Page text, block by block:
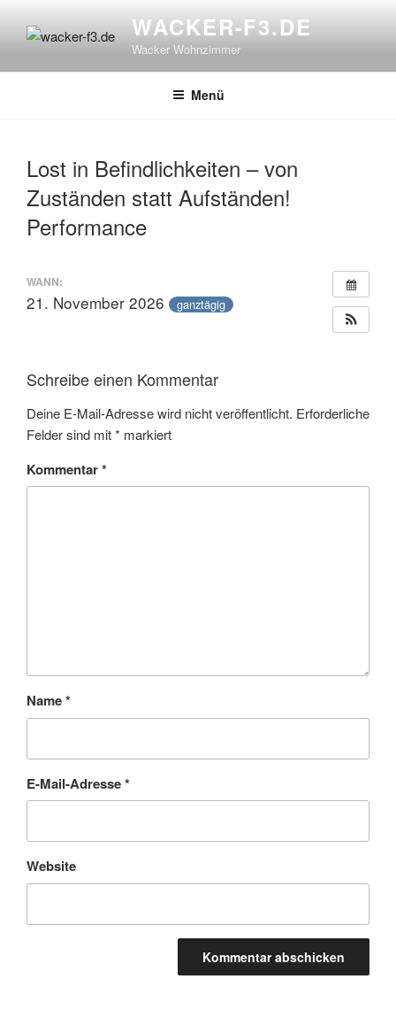
Inhalt
WACKER-F3.DE
Wacker Wohnzimmer
Menü
Lost in Befindlichkeiten – von
Zuständen statt Aufständen!
Performance
WANN:
21. November 2026 ganztägig
Schreibe einen Kommentar
Deine E-Mail-Adresse wird nicht veröffentlicht. Erforderliche
Felder sind mit* markiert
Kommentar*
Name*
E-Mail-Adresse*
Website